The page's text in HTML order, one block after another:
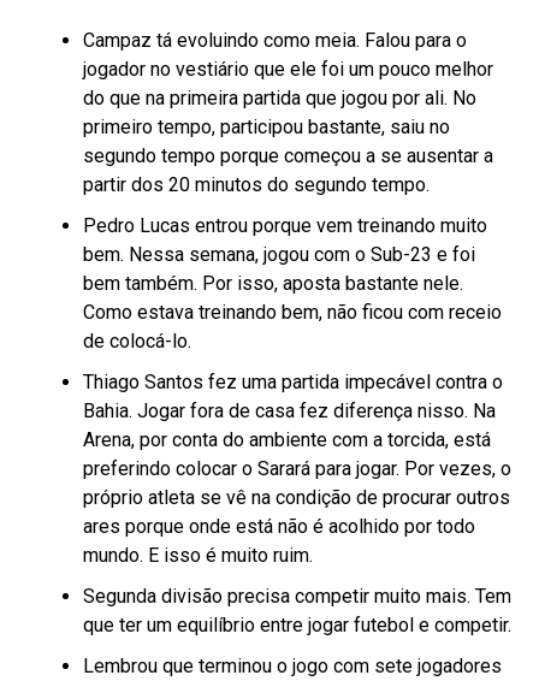
Campaz tá evoluindo como meia. Falou para o
jogador no vestiário que ele foi um pouco melhor
do que na primeira partida que jogou por ali. No
primeiro tempo, participou bastante, saiu no
segundo tempo porque começou a se ausentar a
partir dos 20 minutos do segundo tempo.
Pedro Lucas entrou porque vem treinando muito
bem. Nessa semana, jogou com o Sub-23 e foi
bem também. Por isso, aposta bastante nele.
Como estava treinando bem, não ficou com receio
de colocá-lo.
Thiago Santos fez uma partida impecável contra o
Bahia. Jogar fora de casa fez diferença nisso. Na
Arena, por conta do ambiente com a torcida, está
preferindo colocar o Sarará para jogar. Por vezes, o
próprio atleta se vê na condição de procurar outros
ares porque onde está não é acolhido por todo
mundo. E isso é muito ruim.
Segunda divisão precisa competir muito mais. Tem
que ter um equilíbrio entre jogar futebol e competir.
Lembrou que terminou o jogo com sete jogadores